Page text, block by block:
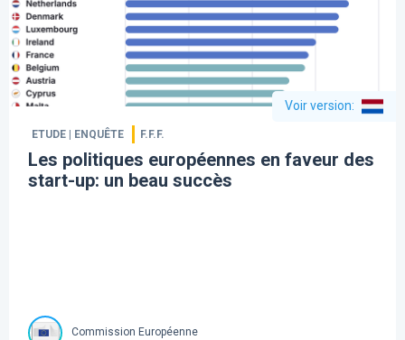
Voir version:
ETUDE | ENQUÊTE F.F.F.
Les politiques européennes en faveur des
start-up: un beau succès
Commission Européenne